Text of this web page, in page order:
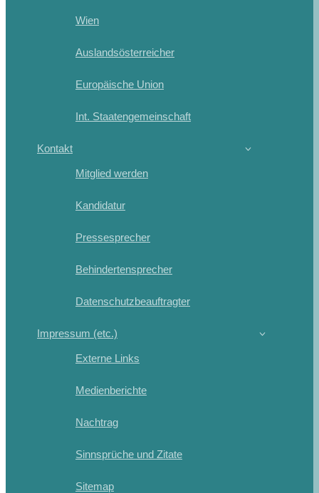
Wien
Auslandsösterreicher
Europäische Union
Int. Staatengemeinschaft
Kontakt
Mitglied werden
Kandidatur
Pressesprecher
Behindertensprecher
Datenschutzbeauftragter
Impressum (etc.)
Externe Links
Medienberichte
Nachtrag
Sinnsprüche und Zitate
Sitemap